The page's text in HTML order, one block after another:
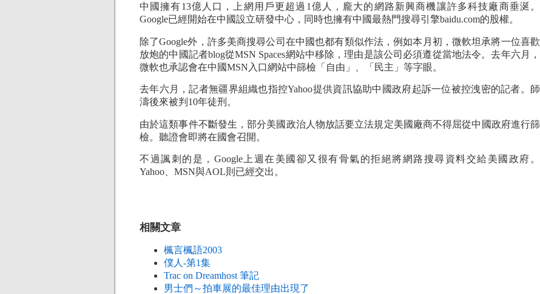
中國擁有13億人口，上網用戶更超過1億人，龐大的網路新興商機讓許多科技廠商垂涎。
Google已經開始在中國設立研發中心，同時也擁有中國最熱門搜尋引擎baidu.com的股權。
除了Google外，許多美商搜尋公司在中國也都有類似作法，例如本月初，微軟坦承將一位喜歡
放炮的中國記者blog從MSN Spaces網站中移除，理由是該公司必須遵從當地法令。去年六月，
微軟也承認會在中國MSN入口網站中篩檢「自由」、「民主」等字眼。
去年六月，記者無疆界組織也指控Yahoo提供資訊協助中國政府起訴一位被控洩密的記者。師
濤後來被判10年徒刑。
由於這類事件不斷發生，部分美國政治人物放話要立法規定美國廠商不得屈從中國政府進行篩
檢。聽證會即將在國會召開。
不過諷刺的是，Google上週在美國卻又很有骨氣的拒絕將網路搜尋資料交給美國政府。
Yahoo、MSN與AOL則已經交出。
相關文章
楓言楓語2003
僕人-第1集
Trac on Dreamhost 筆記
男士們～拍車展的最佳理由出現了